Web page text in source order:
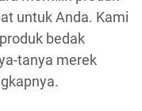
untuk Anda. Kami
bedak
tanya merek